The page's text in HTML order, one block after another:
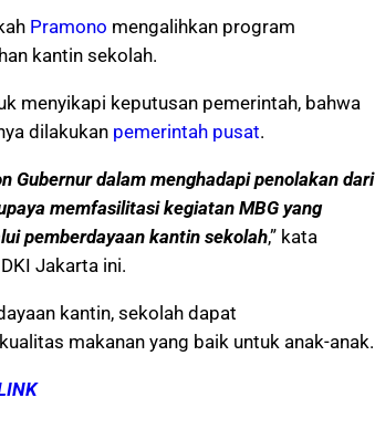
Pramono mengalihkan program
kantin sekolah.
menyikapi keputusan pemerintah, bahwa
dilakukan pemerintah pusat.
Gubernur dalam menghadapi penolakan dari
memfasilitasi kegiatan MBG yang
pemberdayaan kantin sekolah,” kata
Jakarta ini.
kantin, sekolah dapat
makanan yang baik untuk anak-anak.